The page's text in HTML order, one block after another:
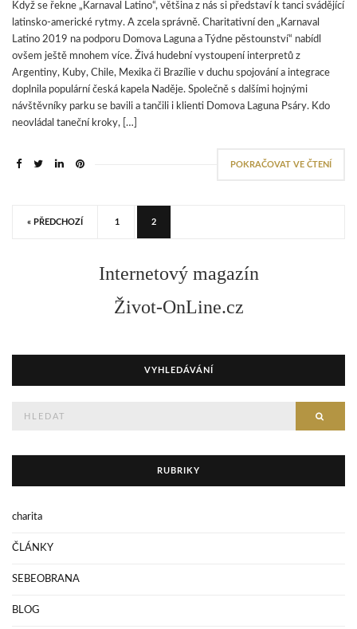
Když se řekne „Karnaval Latino“, většina z nás si představí k tanci svádějící
latinsko-americké rytmy. A zcela správně. Charitativní den „Karnaval
Latino 2019 na podporu Domova Laguna a Týdne pěstounství“ nabídl
ovšem ještě mnohem více. Živá hudební vystoupení interpretů z
Argentiny, Kuby, Chile, Mexika či Brazílie v duchu spojování a integrace
doplnila populární česká kapela Naděje. Společně s dalšími hojnými
návštěvníky parku se bavili a tančili i klienti Domova Laguna Psáry. Kdo
neovládal taneční kroky, […]
POKRAČOVAT VE ČTENÍ
« PŘEDCHOZÍ 1 2
Internetový magazín
Život-OnLine.cz
VYHLEDÁVÁNÍ
RUBRIKY
charita
ČLÁNKY
SEBEOBRANA
BLOG